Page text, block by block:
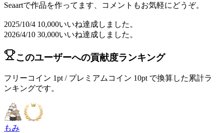
Seaartで作品を作ってます、コメントもお気軽にどうぞ。
2025/10/4 10,000いいね達成しました。
2026/4/10 30,000いいね達成しました。
このユーザーへの貢献度ランキング
フリーコイン 1pt / プレミアムコイン 10pt で換算した累計ラ
ンキングです。
もみ